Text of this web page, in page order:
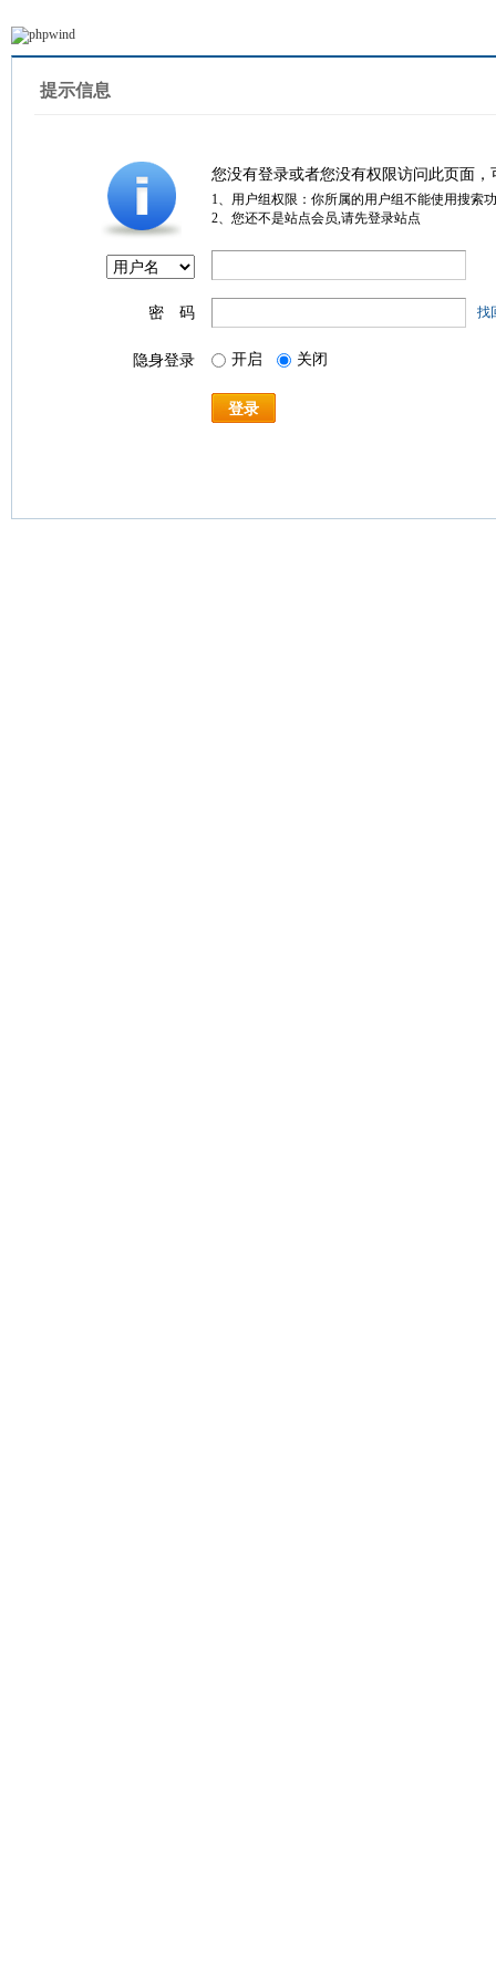
提示信息
您没有登录或者您没有权限访问此页面
1、用户组权限：你所属的用户组不能使用搜索
2、您还不是站点会员,请先登录站点
密 码 找
隐身登录 开启 关闭
登录